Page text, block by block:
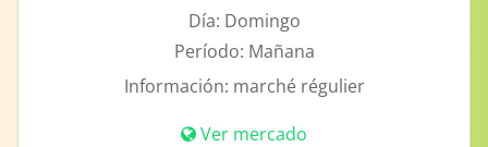
Día: Domingo
Período: Mañana
Información: marché régulier
Ver mercado